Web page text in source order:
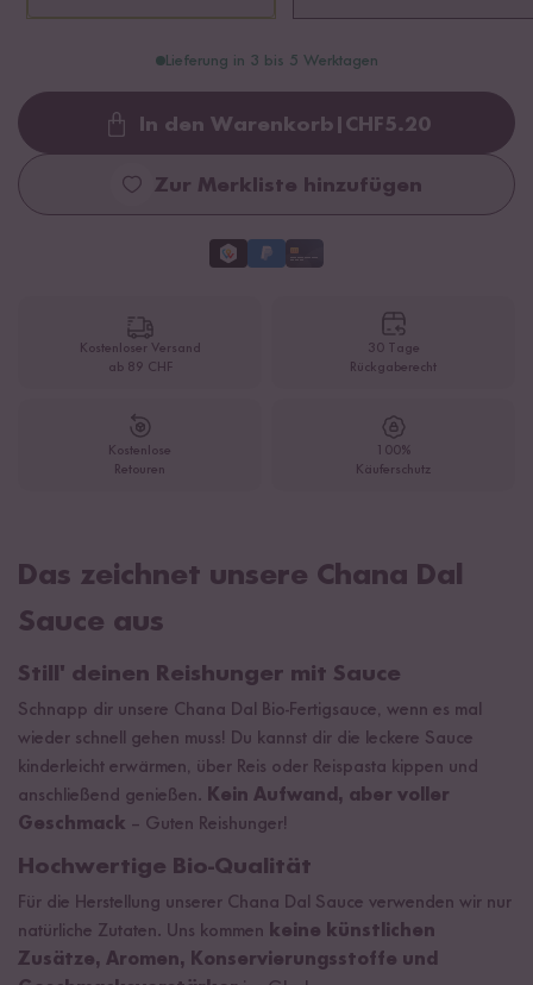
Lieferung in 3 bis 5 Werktagen
Loading...
In den Warenkorb CHF5.20
Zur Merkliste hinzufügen
Kostenloser Versand
ab 89 CHF
30 Tage
Rückgaberecht
Kostenlose
Retouren
100%
Käuferschutz
Das zeichnet unsere Chana Dal
Sauce aus
Still' deinen Reishunger mit Sauce
Schnapp dir unsere Chana Dal Bio-Fertigsauce, wenn es mal
wieder schnell gehen muss! Du kannst dir die leckere Sauce
kinderleicht erwärmen, über Reis oder Reispasta kippen und
anschließend genießen. Kein Aufwand, aber voller
Geschmack – Guten Reishunger!
Hochwertige Bio-Qualität
Für die Herstellung unserer Chana Dal Sauce verwenden wir nur
natürliche Zutaten. Uns kommen keine künstlichen
Zusätze, Aromen, Konservierungsstoffe und